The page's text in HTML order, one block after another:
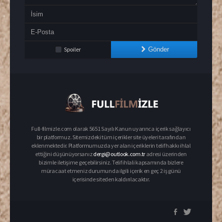
Spoiler Gönder
Full-filmizle.com olarak 5651 Sayılı Kanun uyarınca içerik sağlayıcı
bir platformuz. Sitemizdeki tüm içerikler site üyeleri tarafından
eklenmektedir. Platformumuzda yer alan içeriklerin telif hakkı ihlal
ettiğini düşünüyorsanızdergi@outlook.com.tr adresi üzerinden
bizimle iletişime geçebilirsiniz. Telif ihlali kapsamında bizlere
müracaat etmeniz durumunda ilgili içerik en geç 2 iş günü
içerisinde siteden kaldırılacaktır.